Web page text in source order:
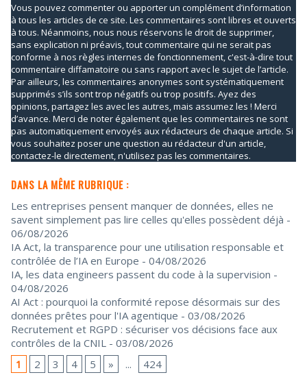
Vous pouvez commenter ou apporter un complément d’information
à tous les articles de ce site. Les commentaires sont libres et ouverts
à tous. Néanmoins, nous nous réservons le droit de supprimer,
sans explication ni préavis, tout commentaire qui ne serait pas
conforme à nos règles internes de fonctionnement, c'est-à-dire tout
commentaire diffamatoire ou sans rapport avec le sujet de l’article.
Par ailleurs, les commentaires anonymes sont systématiquement
supprimés s’ils sont trop négatifs ou trop positifs. Ayez des
opinions, partagez les avec les autres, mais assumez les ! Merci
d’avance. Merci de noter également que les commentaires ne sont
pas automatiquement envoyés aux rédacteurs de chaque article. Si
vous souhaitez poser une question au rédacteur d'un article,
contactez-le directement, n'utilisez pas les commentaires.
DANS LA MÊME RUBRIQUE :
Les entreprises pensent manquer de données, elles ne
savent simplement pas lire celles qu'elles possèdent déjà -
06/08/2026
IA Act, la transparence pour une utilisation responsable et
contrôlée de l’IA en Europe - 04/08/2026
IA, les data engineers passent du code à la supervision -
04/08/2026
AI Act : pourquoi la conformité repose désormais sur des
données prêtes pour l'IA agentique - 03/08/2026
Recrutement et RGPD : sécuriser vos décisions face aux
contrôles de la CNIL - 03/08/2026
1
2 3 4 5 » ... 424